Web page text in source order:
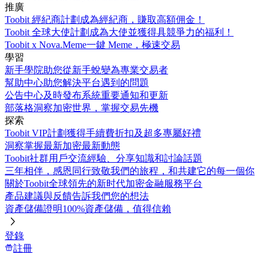
推廣
Toobit 經紀商計劃 成為經紀商，賺取高額佣金！
Toobit 全球大使計劃 成為大使並獲得具競爭力的福利！
Toobit x Nova.Meme一鍵 Meme，極速交易
學習
新手學院助您從新手蛻變為專業交易者
幫助中心助您解決平台遇到的問題
公告中心及時發布系統重要通知和更新
部落格洞察加密世界，掌握交易先機
探索
Toobit VIP計劃獲得手續費折扣及超多專屬好禮
洞察掌握最新加密最新動態
Toobit社群用戶交流經驗、分享知識和討論話題
三年相伴，感恩同行致敬我們的旅程，和共建它的每一個你
關於Toobit全球領先的新时代加密金融服務平台
產品建議與反饋告訴我們您的想法
資產儲備證明100%資產儲備，值得信賴
登錄
註冊